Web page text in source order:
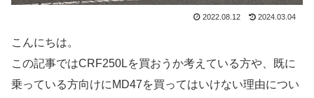
2022.08.12 2024.03.04
こんにちは。
この記事ではCRF250Lを買おうか考えている方や、既に
乗っている方向けにMD47を買ってはいけない理由につい